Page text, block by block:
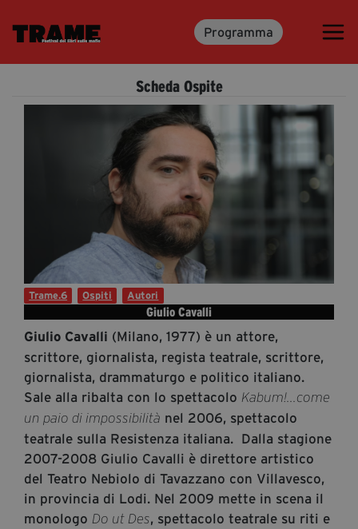
Programma
Trame.15
Media & Press
Accrediti Stampa
Cartella Stampa
Rassegna Stampa
Partecipa
Diventa Partner
Dona
Fondazione Trame
Chi Siamo
Civico Trame
Scheda Ospite
Giulio Cavalli
Giulio Cavalli (Milano, 1977) è un attore,
scrittore, giornalista, regista teatrale, scrittore,
giornalista, drammaturgo e politico italiano.
Sale alla ribalta con lo spettacolo Kabum!...come
un paio di impossibilità nel 2006, spettacolo
teatrale sulla Resistenza italiana. Dalla stagione
2007-2008 Giulio Cavalli è direttore artistico
del Teatro Nebiolo di Tavazzano con Villavesco,
in provincia di Lodi. Nel 2009 mette in scena il
monologo Do ut Des, spettacolo teatrale su riti e
Trame.6 Ospiti Autori